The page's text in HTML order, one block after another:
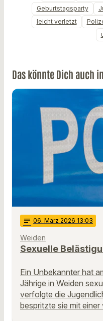
Geburtstagsparty
leicht verletzt
Das könnte Dich auch
notes 06. März 2026 13:03
Weiden
Sexuelle
Ein Unbekannter hat
Jährige in Weiden
verfolgte die
bespritzte sie mit